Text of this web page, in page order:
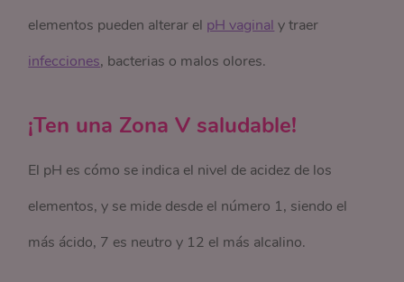
elementos pueden alterar el pH vaginal y traer
infecciones, bacterias o malos olores.
¡Ten una Zona V saludable!
El pH es cómo se indica el nivel de acidez de los
elementos, y se mide desde el número 1, siendo el
más ácido, 7 es neutro y 12 el más alcalino.